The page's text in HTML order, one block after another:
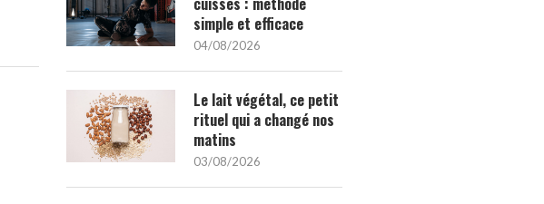
21/05/2026
simple et efficace
04/08/2026
Le lait végétal, ce petit
rituel qui a changé nos
matins
03/08/2026